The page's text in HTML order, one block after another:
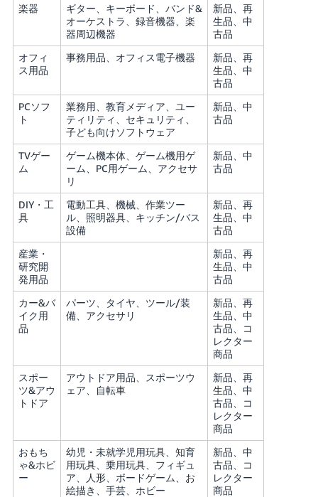
楽器
ギター、キーボード、バンド&
オーケストラ、録音機器、楽
器周辺機器
新品、再
生品、中
古品
オフィ
ス用品
事務用品、オフィス電子機器
新品、再
生品、中
古品
PCソフ
ト
業務用、教育メディア、ユー
ティリティ、セキュリティ、
子ども向けソフトウェア
新品、中
古品
TVゲー
ム
ゲーム機本体、ゲーム機用ゲ
ーム、PC用ゲーム、アクセサ
リ
新品、中
古品
DIY・工
具
電動工具、機械、作業ツー
ル、照明器具、キッチン/バス
設備
新品、再
生品、中
古品
産業・
研究開
発用品
新品、再
生品、中
古品
カー&バ
イク用
品
パーツ、タイヤ、ツール/装
備、アクセサリ
新品、再
生品、中
古品、コ
レクター
商品
スポー
ツ&アウ
トドア
アウトドア用品、スポーツウ
ェア、自転車
新品、再
生品、中
古品、コ
レクター
商品
おもち
ゃ&ホビ
ー
幼児・未就学児用玩具、知育
用玩具、乗用玩具、フィギュ
ア、人形、ボードゲーム、お
絵描き、手芸、ホビー
新品、中
古品、コ
レクター
商品